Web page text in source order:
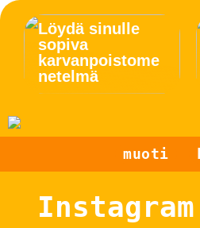
Löydä sinulle
sopiva
karvanpoistome
netelmä
muoti